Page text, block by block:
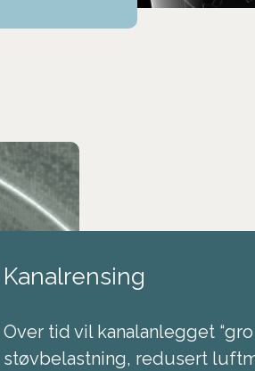
Kanalrensing
Over tid vil kanalanlegget
støvbelastning, redusert